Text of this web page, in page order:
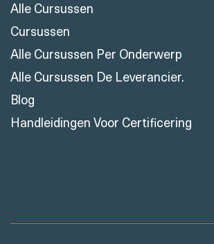
Alle Cursussen
Cursussen
Alle Cursussen Per Onderwerp
Alle Cursussen De Leverancier.
Blog
Handleidingen Voor Certificering